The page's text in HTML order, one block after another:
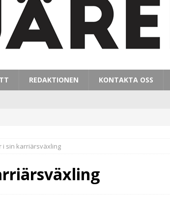
REDAKTIONEN KONTAKTA OSS
i sin karriärsväxling